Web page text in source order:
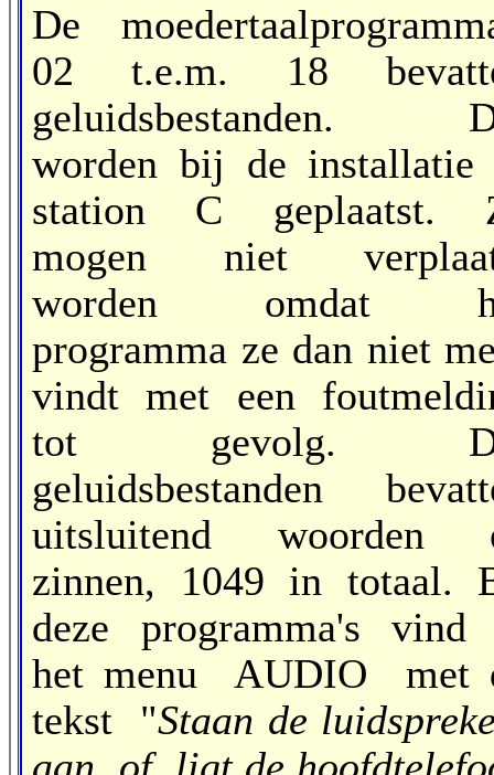
De
02 t.e.m. 18
geluidsbestanden.
worden bij de installatie
station C geplaatst.
mogen niet
worden omdat
programma ze dan niet
vindt met een
tot gevolg.
geluidsbestanden
uitsluitend woorden
zinnen, 1049 in totaal.
deze programma's vind
het menu AUDIO met
tekst "Staan de